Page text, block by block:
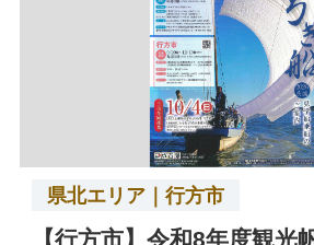
県北エリア｜行方市
【行方市】令和8年度観光